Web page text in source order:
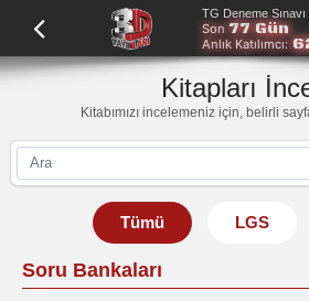
TG Deneme Sınavı
Son 77 Gün
Anlık Katılımcı:
Kitapları
Kitabımızı incelemeniz için, belirli
Tümü LGS
Soru Bankaları